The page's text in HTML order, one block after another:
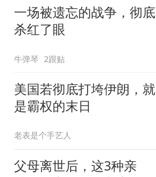
一场被遗忘的战争，彻底
杀红了眼
牛弹琴 2跟贴
美国若彻底打垮伊朗，就
是霸权的末日
老表是个手艺人
父母离世后，这3种亲